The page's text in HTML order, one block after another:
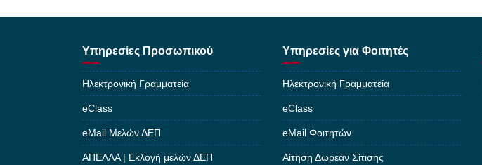
Υπηρεσίες Προσωπικού
Ηλεκτρονική Γραμματεία
eClass
eMail Μελών ΔΕΠ
ΑΠΕΛΛΑ | Εκλογή μελών ΔΕΠ
Υπηρεσίες για Φοιτητές
Ηλεκτρονική Γραμματεία
eClass
eMail Φοιτητών
Αίτηση Δωρεάν Σίτισης